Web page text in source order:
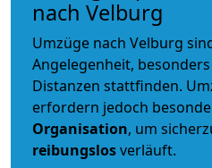
nach Velburg
Umzüge nach Velburg
Angelegenheit,
Distanzen stattfinden.
erfordern jedoch
Organisation, um
reibungslosverläuft.